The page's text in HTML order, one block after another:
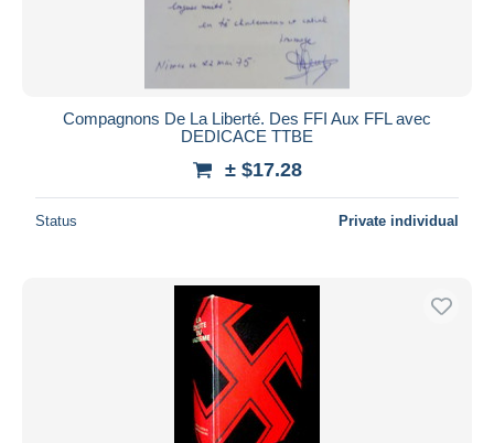
Compagnons De La Liberté. Des FFI Aux FFL avec
DEDICACE TTBE
± $17.28
Status Private individual